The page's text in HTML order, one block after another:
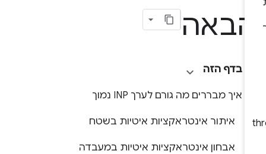
בדף הזה
איך מבררים מה גורם לערך INP נמוך
איתור אינטראקציות איטיות בשטח
אבחון אינטראקציות איטיות במעבדה